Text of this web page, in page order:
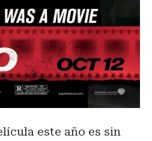
este año es sin